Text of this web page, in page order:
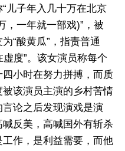
儿子年入几十万在北京
，一年就一部戏)”，被
“酸黄瓜”，指责普通
虚度”。该女演员称每个
小时在努力拼搏，而质
该演员主演的乡村苦情
论之后发现演戏是演
反美，高喊国外有斩杀
作，是利益需要，而他